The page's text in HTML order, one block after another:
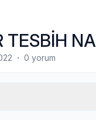
· 0 yorum